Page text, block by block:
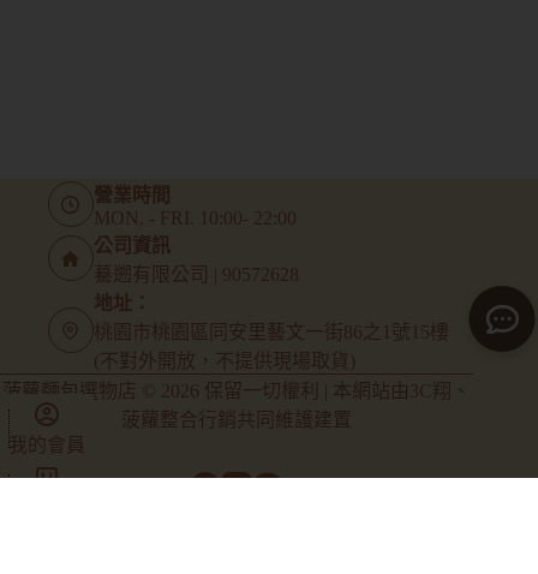
營業時間
MON. - FRI. 10:00- 22:00
公司資訊
驀遡有限公司 | 90572628
地址：
桃園市桃園區同安里藝文一街86之1號15樓
(不對外開放，不提供現場取貨)
菠蘿麵包選物店 © 2026 保留一切權利 | 本網站由 3C翔
、
菠蘿整合行銷 共同維護建置
我的會員